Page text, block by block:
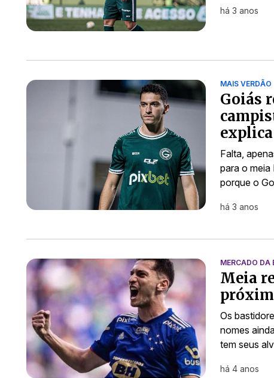
há 3 anos
MAIS VERDÃO
Goiás
Falta,
para o
porque o
há 3 anos
MERCADO DA
Meia
Os
nomes
tem seus
há 4 anos